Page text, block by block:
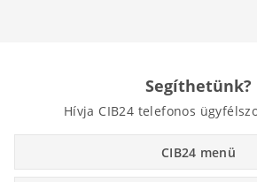
Segíthetünk?
Hívja CIB24 telefonos
CIB24 menü